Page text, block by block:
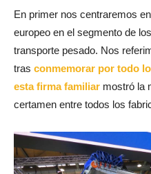
En primer nos centraremos
europeo en el segmento de
transporte pesado. Nos
tras conmemorar por todo
esta firma familiar mostró la
certamen entre todos los